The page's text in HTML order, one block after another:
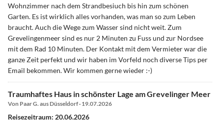
Wohnzimmer nach dem Strandbesiuch bis hin zum schönen
Garten. Es ist wirklich alles vorhanden, was man so zum Leben
braucht. Auch die Wege zum Wasser sind nicht weit. Zum
Grevelingenmeer sind es nur 2 Minuten zu Fuss und zur Nordsee
mit dem Rad 10 Minuten. Der Kontakt mit dem Vermieter war die
ganze Zeit perfekt und wir haben im Vorfeld noch diverse Tips per
Email bekommen. Wir kommen gerne wieder :-)
Traumhaftes Haus in schönster Lage am Grevelinger Meer
Von Paar G. aus Düsseldorf · 19.07.2026
Reisezeitraum: 20.06.2026